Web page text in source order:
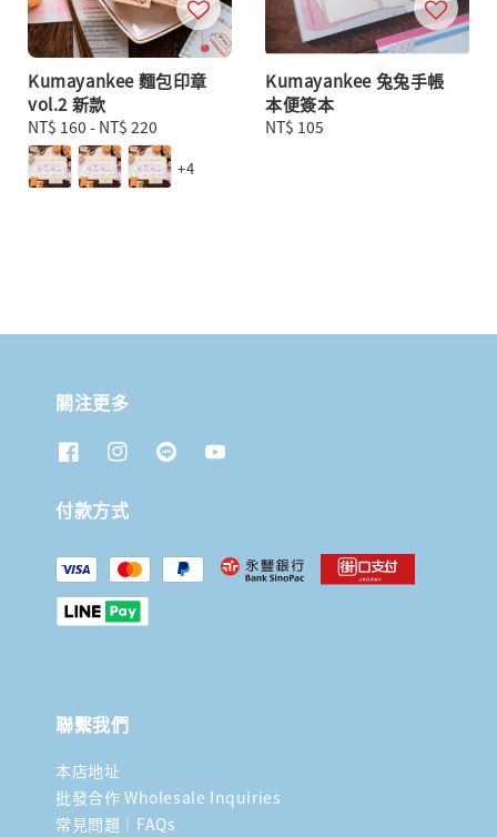
Kumayankee 麵包印章
vol.2 新款
Regular
price
NT$ 160 - NT$ 220
+4
Kumayankee 兔兔手帳
本便簽本
Regular
NT$ 105
關注更多
付款方式
聯繫我們
本店地址
批發合作 Wholesale Inquiries
常見問題｜FAQs